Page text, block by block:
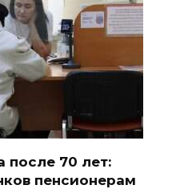
после 70 лет:
пенсионерам